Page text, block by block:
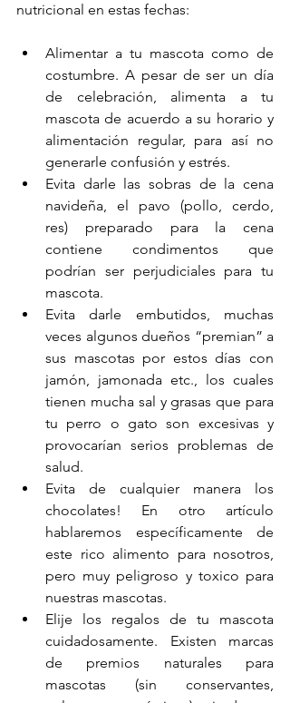
nutricional en estas fechas:
Alimentar a tu mascota como de
costumbre. A pesar de ser un día
de celebración, alimenta a tu
mascota de acuerdo a su horario y
alimentación regular, para así no
generarle confusión y estrés.
Evita darle las sobras de la cena
navideña, el pavo (pollo, cerdo,
res) preparado para la cena
contiene condimentos que
podrían ser perjudiciales para tu
mascota.
Evita darle embutidos, muchas
veces algunos dueños “premian” a
sus mascotas por estos días con
jamón, jamonada etc., los cuales
tienen mucha sal y grasas que para
tu perro o gato son excesivas y
provocarían serios problemas de
salud.
Evita de cualquier manera los
chocolates! En otro artículo
hablaremos específicamente de
este rico alimento para nosotros,
pero muy peligroso y toxico para
nuestras mascotas.
Elije los regalos de tu mascota
cuidadosamente. Existen marcas
de premios naturales para
mascotas (sin conservantes,